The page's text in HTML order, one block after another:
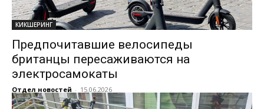
КИКШЕРИНГ
Предпочитавшие велосипеды
британцы пересаживаются на
электросамокаты
Отдел новостей - 15.06.2026